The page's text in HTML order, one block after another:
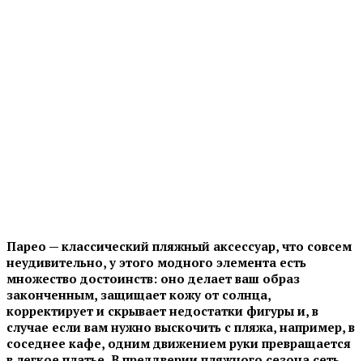
Парео — классический пляжный аксессуар, что совсем
неудивительно, у этого модного элемента есть
множество достоинств: оно делает ваш образ
законченным, защищает кожу от солнца,
корректирует и скрывает недостатки фигуры и, в
случае если вам нужно выскочить с пляжа, например, в
соседнее кафе, одним движением руки превращается